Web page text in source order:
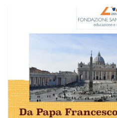
ERIKA
FEDE
NELLO
SPAZIO
PUBBLICO